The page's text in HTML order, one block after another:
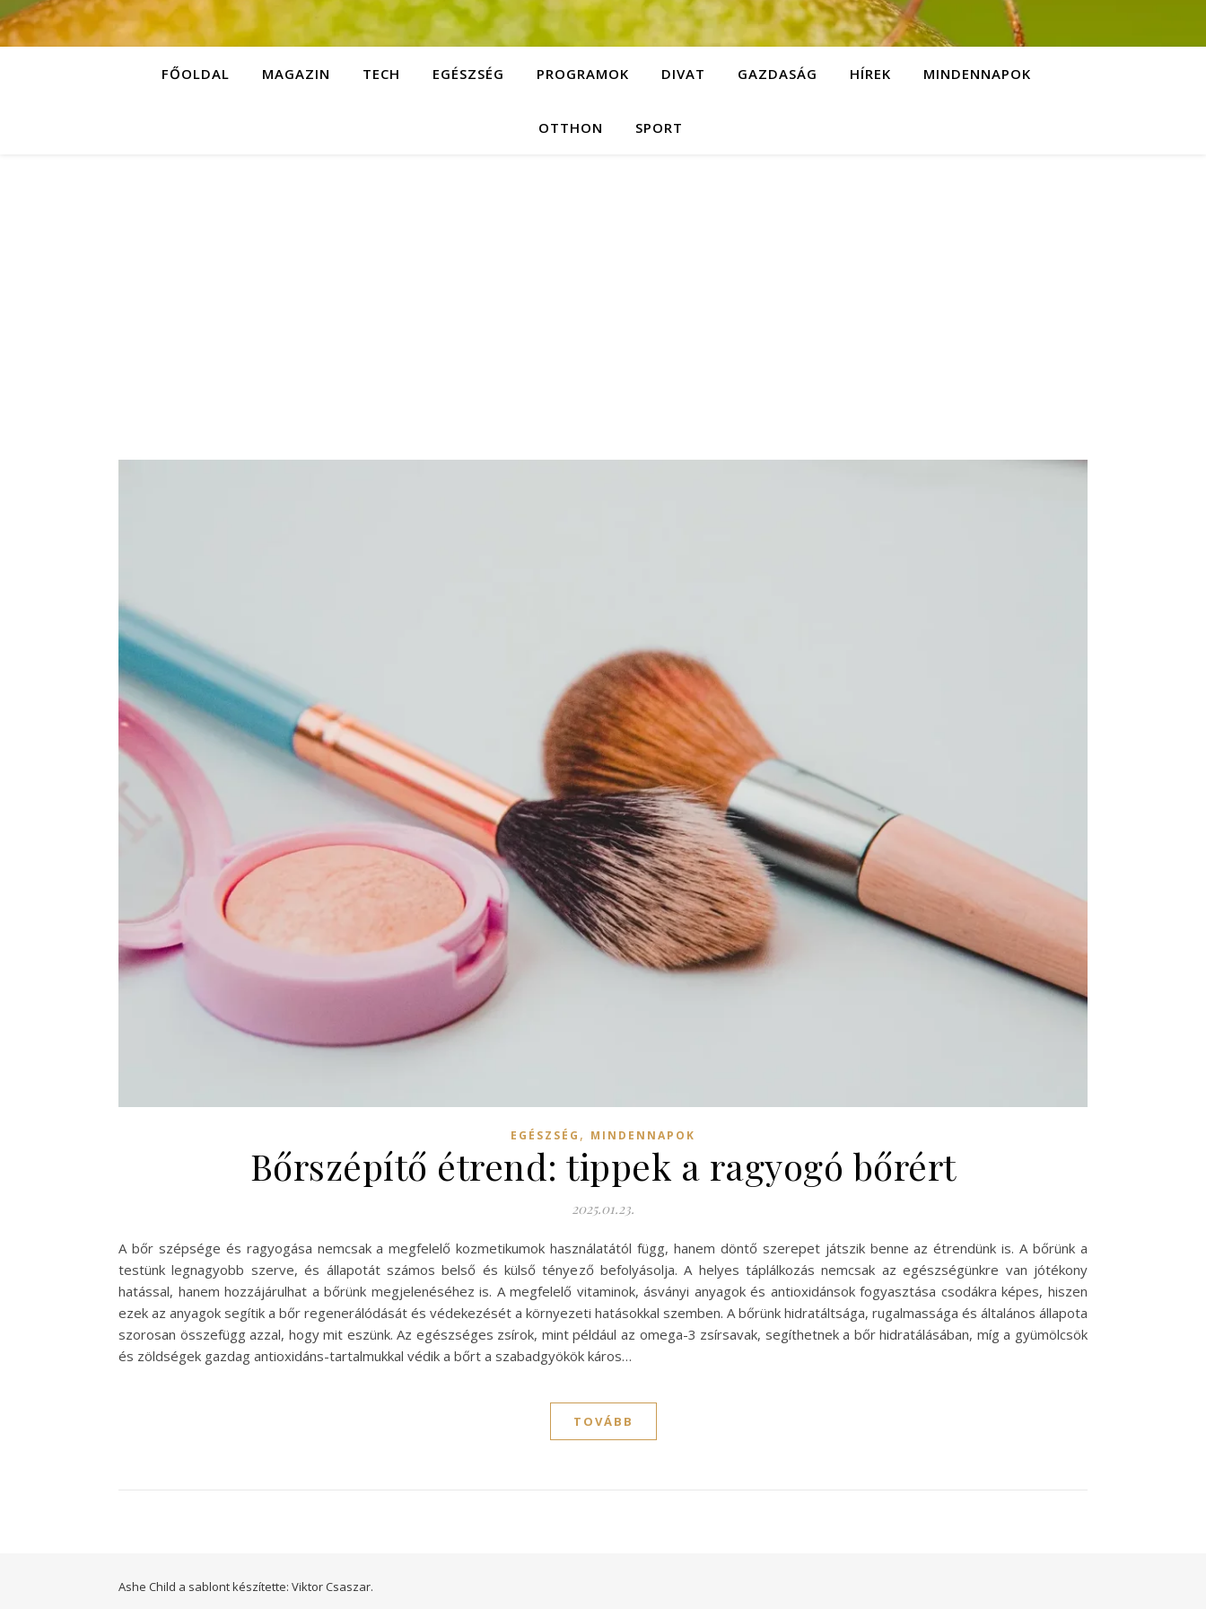
FŐOLDAL MAGAZIN TECH EGÉSZSÉG PROGRAMOK DIVAT GAZDASÁG HÍREK MINDENNAPOK
OTTHON SPORT
EGÉSZSÉG , MINDENNAPOK
Bőrszépítő étrend: tippek a ragyogó bőrért
2025.01.23.
A bőr szépsége és ragyogása nemcsak a megfelelő kozmetikumok használatától függ, hanem döntő szerepet játszik benne az étrendünk is. A bőrünk a
testünk legnagyobb szerve, és állapotát számos belső és külső tényező befolyásolja. A helyes táplálkozás nemcsak az egészségünkre van jótékony
hatással, hanem hozzájárulhat a bőrünk megjelenéséhez is. A megfelelő vitaminok, ásványi anyagok és antioxidánsok fogyasztása csodákra képes, hiszen
ezek az anyagok segítik a bőr regenerálódását és védekezését a környezeti hatásokkal szemben. A bőrünk hidratáltsága, rugalmassága és általános állapota
szorosan összefügg azzal, hogy mit eszünk. Az egészséges zsírok, mint például az omega-3 zsírsavak, segíthetnek a bőr hidratálásában, míg a gyümölcsök
és zöldségek gazdag antioxidáns-tartalmukkal védik a bőrt a szabadgyökök káros…
TOVÁBB
Ashe Child a sablont készítette: Viktor Csaszar.